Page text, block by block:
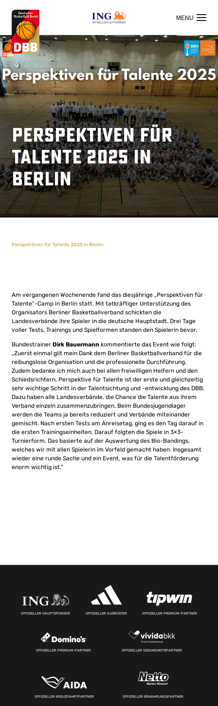
OFFIZIELLER HAUPTSPONSOR
Perspektiven für
Talente 2025 in
Berlin
Perspektiven für Talente 2025 in Berlin
Am vergangenen Wochenende fand das diesjährige „Perspektiven für
Talente“-Camp in Berlin statt. Mit tatkräftiger Unterstützung des
Organisators Berliner Basketballverband schickten die
Landesverbände ihre Spieler in die deutsche Hauptstadt. Drei Tage
voller Tests, Trainings und Spielformen standen den Spielerin bevor.
Bundestrainer Dirk Bauermann kommentierte das Event wie folgt:
„Zuerst einmal gilt mein Dank dem Berliner Basketballverband für die
reibungslose Organisation und die professionelle Durchführung.
Zudem bedanke ich mich auch bei allen freiwilligen Helfern und den
Schiedsrichtern. Perspektive für Talente ist der erste und gleichzeitig
sehr wichtige Schritt in der Talentsichtung und -entwicklung des DBB.
Dazu haben alle Landesverbände, die Chance die Talente aus ihrem
Verband einzeln zusammenzubringen. Beim Bundesjugendlager
werden die Teams ja bereits reduziert und Verbände miteinander
gemischt. Nach ersten Tests am Anreisetag, ging es den Tag darauf in
die ersten Trainingseinheiten. Darauf folgten die Spiele in 3×3-
Turnierform. Das basierte auf der Auswertung des Bio-Bandings,
welches wir mit allen Spielerin im Vorfeld gemacht haben. Insgesamt
wieder eine runde Sache und ein Event, was für die Talentförderung
enorm wichtig ist.“
OFFIZIELLER HAUPTSPONSOR OFFIZIELLER AUSRÜSTER OFFIZIELLER PREMIUM-PARTNER
OFFIZIELLER PREMIUM-PARTNER OFFIZIELLER GESUNDHEITSPARTNER
OFFIZIELLER KREUZFAHRTPARTNER OFFIZIELLER ERNÄHRUNGSPARTNER